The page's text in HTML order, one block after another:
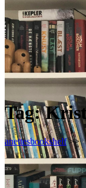
Tag:
anettesbookshelf>>